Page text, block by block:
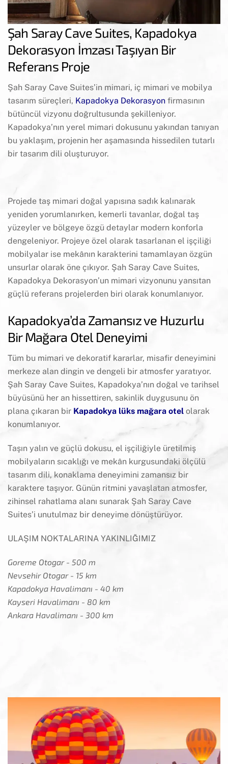
Şah Saray Cave Suites, Kapadokya
Dekorasyon İmzası Taşıyan Bir
Referans Proje
Şah Saray Cave Suites’in mimari, iç mimari ve mobilya
tasarım süreçleri, Kapadokya Dekorasyon firmasının
bütüncül vizyonu doğrultusunda şekilleniyor.
Kapadokya’nın yerel mimari dokusunu yakından tanıyan
bu yaklaşım, projenin her aşamasında hissedilen tutarlı
bir tasarım dili oluşturuyor.
Projede taş mimari doğal yapısına sadık kalınarak
yeniden yorumlanırken, kemerli tavanlar, doğal taş
yüzeyler ve bölgeye özgü detaylar modern konforla
dengeleniyor. Projeye özel olarak tasarlanan el işçiliği
mobilyalar ise mekânın karakterini tamamlayan özgün
unsurlar olarak öne çıkıyor. Şah Saray Cave Suites,
Kapadokya Dekorasyon’un mimari vizyonunu yansıtan
güçlü referans projelerden biri olarak konumlanıyor.
Kapadokya’da Zamansız ve Huzurlu
Bir Mağara Otel Deneyimi
Tüm bu mimari ve dekoratif kararlar, misafir deneyimini
merkeze alan dingin ve dengeli bir atmosfer yaratıyor.
Şah Saray Cave Suites, Kapadokya’nın doğal ve tarihsel
büyüsünü her an hissettiren, sakinlik duygusunu ön
plana çıkaran bir Kapadokya lüks mağara otel olarak
konumlanıyor.
Taşın yalın ve güçlü dokusu, el işçiliğiyle üretilmiş
mobilyaların sıcaklığı ve mekân kurgusundaki ölçülü
tasarım dili, konaklama deneyimini zamansız bir
karaktere taşıyor. Günün ritmini yavaşlatan atmosfer,
zihinsel rahatlama alanı sunarak Şah Saray Cave
Suites’i unutulmaz bir deneyime dönüştürüyor.
ULAŞIM NOKTALARINA YAKINLIĞIMIZ
Goreme Otogar - 500 m
Nevsehir Otogar - 15 km
Kapadokya Havalimanı - 40 km
Kayseri Havalimanı - 80 km
Ankara Havalimanı - 300 km